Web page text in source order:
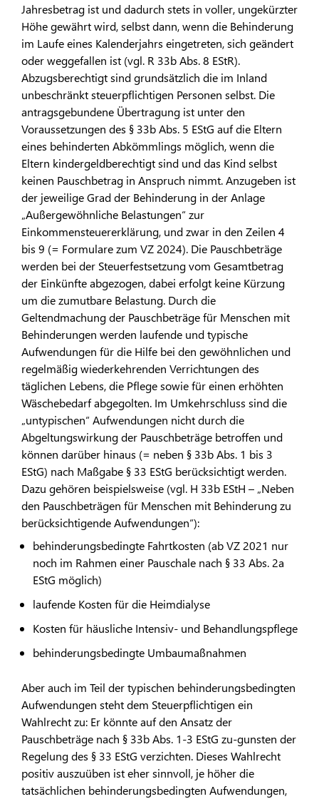
Jahresbetrag ist und dadurch stets in voller, ungekürzter
Höhe gewährt wird, selbst dann, wenn die Behinderung
im Laufe eines Kalenderjahrs eingetreten, sich geändert
oder weggefallen ist (vgl. R 33b Abs. 8 EStR).
Abzugsberechtigt sind grundsätzlich die im Inland
unbeschränkt steuerpflichtigen Personen selbst. Die
antragsgebundene Übertragung ist unter den
Voraussetzungen des § 33b Abs. 5 EStG auf die Eltern
eines behinderten Abkömmlings möglich, wenn die
Eltern kindergeldberechtigt sind und das Kind selbst
keinen Pauschbetrag in Anspruch nimmt. Anzugeben ist
der jeweilige Grad der Behinderung in der Anlage
„Außergewöhnliche Belastungen“ zur
Einkommensteuererklärung, und zwar in den Zeilen 4
bis 9 (= Formulare zum VZ 2024). Die Pauschbeträge
werden bei der Steuerfestsetzung vom Gesamtbetrag
der Einkünfte abgezogen, dabei erfolgt keine Kürzung
um die zumutbare Belastung. Durch die
Geltendmachung der Pauschbeträge für Menschen mit
Behinderungen werden laufende und typische
Aufwendungen für die Hilfe bei den gewöhnlichen und
regelmäßig wiederkehrenden Verrichtungen des
täglichen Lebens, die Pflege sowie für einen erhöhten
Wäschebedarf abgegolten. Im Umkehrschluss sind die
„untypischen“ Aufwendungen nicht durch die
Abgeltungswirkung der Pauschbeträge betroffen und
können darüber hinaus (= neben § 33b Abs. 1 bis 3
EStG) nach Maßgabe § 33 EStG berücksichtigt werden.
Dazu gehören beispielsweise (vgl. H 33b EStH – „Neben
den Pauschbeträgen für Menschen mit Behinderung zu
berücksichtigende Aufwendungen“):
behinderungsbedingte Fahrtkosten (ab VZ 2021 nur
noch im Rahmen einer Pauschale nach § 33 Abs. 2a
EStG möglich)
laufende Kosten für die Heimdialyse
Kosten für häusliche Intensiv- und Behandlungspflege
behinderungsbedingte Umbaumaßnahmen
Aber auch im Teil der typischen behinderungsbedingten
Aufwendungen steht dem Steuerpflichtigen ein
Wahlrecht zu: Er könnte auf den Ansatz der
Pauschbeträge nach § 33b Abs. 1-3 EStG zu-gunsten der
Regelung des § 33 EStG verzichten. Dieses Wahlrecht
positiv auszuüben ist eher sinnvoll, je höher die
tatsächlichen behinderungsbedingten Aufwendungen,